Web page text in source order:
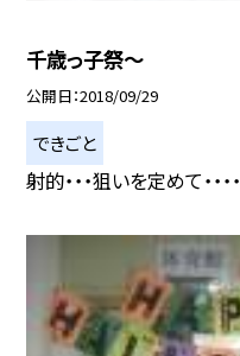
千歳っ子祭〜
公開日 2018/09/29
できごと
射的・・・狙いを定めて・・・・